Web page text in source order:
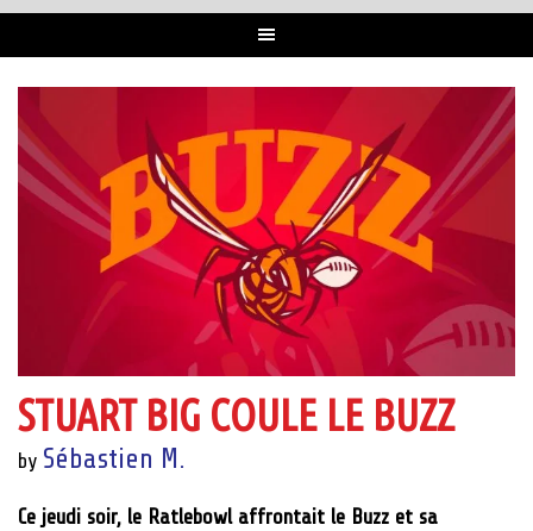
STUART BIG COULE LE BUZZ
by Sébastien M.
Ce jeudi soir, le Ratlebowl affrontait le Buzz et sa